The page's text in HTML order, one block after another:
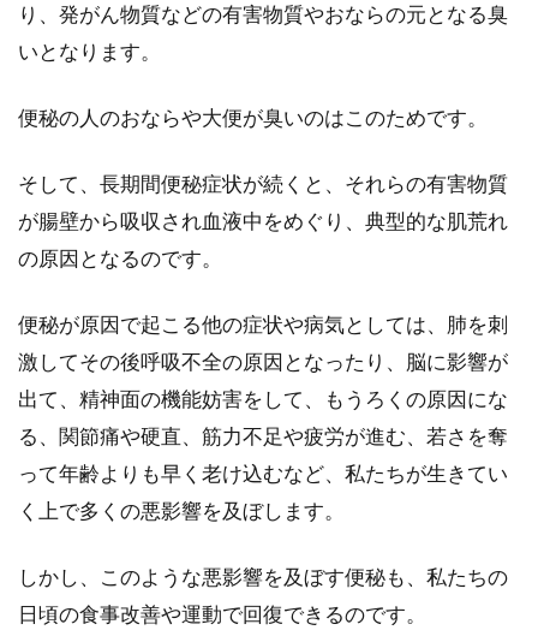
リーが高...
由と改善のための方法は？
今の世の中にある食材を使い食事として体内に
摂り入れると、栄養素と共に望まない有害物質
離乳食開始は生後5、6ヶ月？始める
目安や2回食への移行は？
赤ちゃんが生後5、6ヶ月頃になると首も座っ
り、発がん物質などの有害物質やおならの元となる臭
いとなります。
便秘の人のおならや大便が臭いのはこのためです。
そして、長期間便秘症状が続くと、それらの有害物質
が腸壁から吸収され血液中をめぐり、典型的な肌荒れ
の原因となるのです。
便秘が原因で起こる他の症状や病気としては、肺を刺
激してその後呼吸不全の原因となったり、脳に影響が
出て、精神面の機能妨害をして、もうろくの原因にな
る、関節痛や硬直、筋力不足や疲労が進む、若さを奪
って年齢よりも早く老け込むなど、私たちが生きてい
く上で多くの悪影響を及ぼします。
しかし、このような悪影響を及ぼす便秘も、私たちの
日頃の食事改善や運動で回復できるのです。